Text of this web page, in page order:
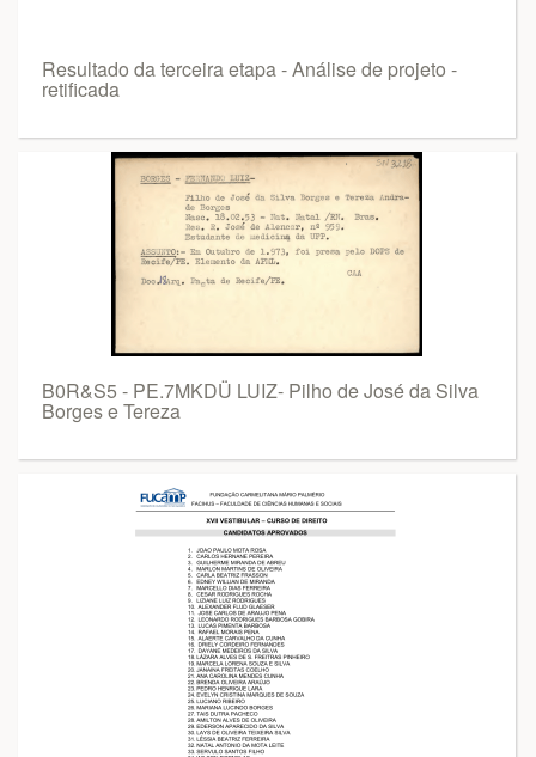
Resultado da terceira etapa - Análise de projeto -
retificada
B0R&S5 - PE.7MKDÜ LUIZ- Pilho de José da Silva
Borges e Tereza